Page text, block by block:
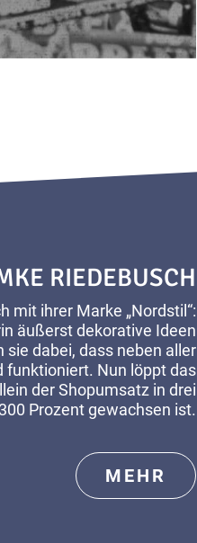
RIEDEBUSCH
mit ihrer Marke „Nordstil“:
äußerst dekorative Ideen
dabei, dass neben aller
funktioniert. Nun löppt das
der Shopumsatz in drei
Prozent gewachsen ist.
MEHR